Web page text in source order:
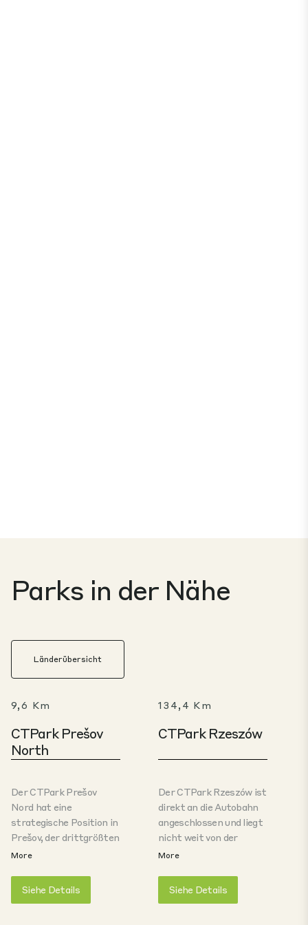
Parks in der Nähe
Länderübersicht
9,6 Km
CTPark Prešov
North
Der CTPark Prešov
Nord hat eine
strategische Position in
Prešov, der drittgrößten
Stadt der Slowakei. Die
Verkehrsanbindung an
More
Siehe Details
134,4 Km
CTPark Rzeszów
Der CTPark Rzeszów ist
direkt an die Autobahn
angeschlossen und liegt
nicht weit von der
Grenze zur Ukraine und
Rzeszów entfernt. Der
More
Siehe Details